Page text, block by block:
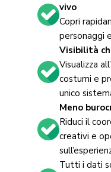
vivo
Copri
personaggi
Visibilità
Visualizza
costumi e
unico
Meno
Riduci il
creativi e
Tutti i dati